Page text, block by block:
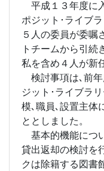
平成１３年度に
ポジット･ライブ
５人の委員が委嘱
トチームから引続
私を含め４人が新
検討事項は､前
ジット･ライブラ
模､職員､設置主体
ととしました。
基本的機能につ
貸出返却の検討を
クは除籍する図書